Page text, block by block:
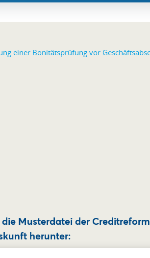
die Musterdatei der Creditreform
herunter: